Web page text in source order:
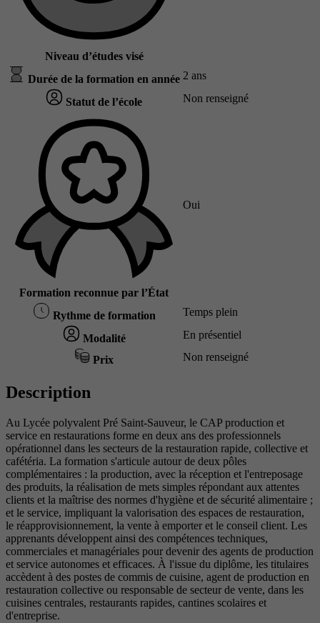
Niveau d’études visé
Durée de la formation en année 2 ans
Statut de l’école Non renseigné
Formation reconnue par l’État
Oui
Rythme de formation Temps plein
Modalité En présentiel
Prix Non renseigné
Description
Au Lycée polyvalent Pré Saint-Sauveur, le CAP production et
service en restaurations forme en deux ans des professionnels
opérationnel dans les secteurs de la restauration rapide, collective et
cafétéria. La formation s'articule autour de deux pôles
complémentaires : la production, avec la réception et l'entreposage
des produits, la réalisation de mets simples répondant aux attentes
clients et la maîtrise des normes d'hygiène et de sécurité alimentaire ;
et le service, impliquant la valorisation des espaces de restauration,
le réapprovisionnement, la vente à emporter et le conseil client. Les
apprenants développent ainsi des compétences techniques,
commerciales et managériales pour devenir des agents de production
et service autonomes et efficaces. À l'issue du diplôme, les titulaires
accèdent à des postes de commis de cuisine, agent de production en
restauration collective ou responsable de secteur de vente, dans les
cuisines centrales, restaurants rapides, cantines scolaires et
d'entreprise.